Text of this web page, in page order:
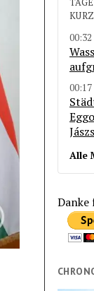
00:32
00:17
Alle